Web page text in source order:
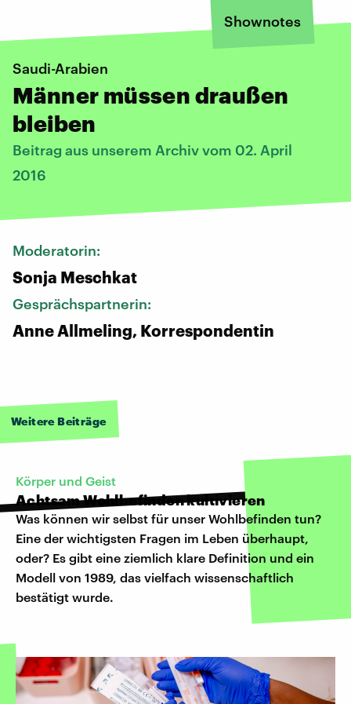
Shownotes
Saudi-Arabien
Männer müssen draußen
bleiben
Beitrag aus unserem Archiv vom 02. April
2016
Moderatorin:
Sonja Meschkat
Gesprächspartnerin:
Anne Allmeling, Korrespondentin
Weitere Beiträge
Körper und Geist
Achtsam Wohlbefinden kultivieren
Was können wir selbst für unser Wohlbefinden tun?
Eine der wichtigsten Fragen im Leben überhaupt,
oder? Es gibt eine ziemlich klare Definition und ein
Modell von 1989, das vielfach wissenschaftlich
bestätigt wurde.